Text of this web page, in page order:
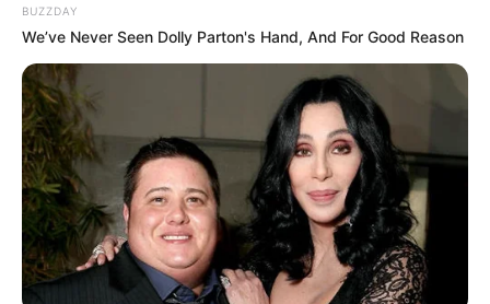
BUZZDAY
We’ve Never Seen Dolly Parton's Hand, And For Good Reason